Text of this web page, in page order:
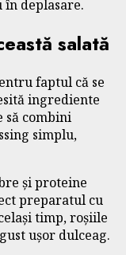
deplasare.
salată
faptul că se
ingrediente
să combini
simplu,
și proteine
preparatul cu
timp, roșiile
ușor dulceag.